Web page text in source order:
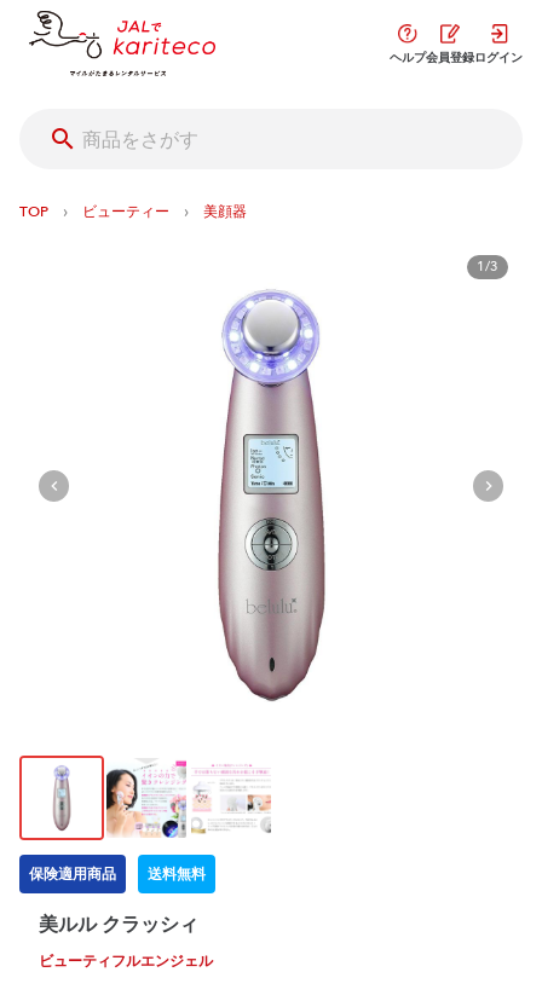
ヘルプ会員登録ログイン
TOP › ビューティー › 美顔器
1/3
保険適用商品 送料無料
美ルル クラッシィ
ビューティフルエンジェル